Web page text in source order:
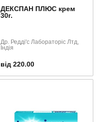
ДЕКСПАН ПЛЮС крем
30г.
Др. Редді'с Лабораторіс Лтд,
Індія
від 220.00